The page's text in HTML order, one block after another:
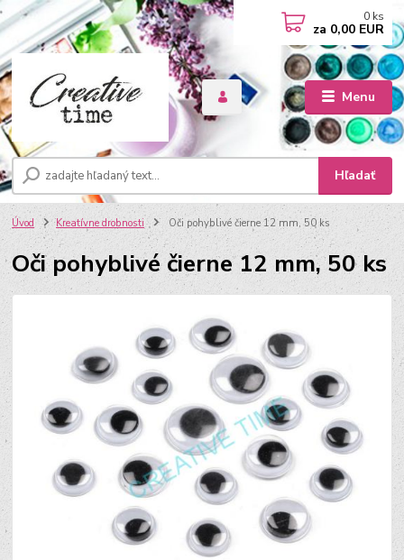
Menu
Hľadať
0 ks
za 0,00 EUR
Úvod Kreatívne drobnosti Oči pohyblivé čierne 12 mm, 50 ks
Oči pohyblivé čierne 12 mm, 50 ks